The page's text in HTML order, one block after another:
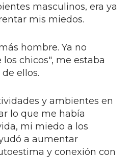
masculinos, era ya
mis miedos.
hombre. Ya no
chicos", me estaba
ellos.
y ambientes en
lo que me había
mi miedo a los
a aumentar
y conexión con